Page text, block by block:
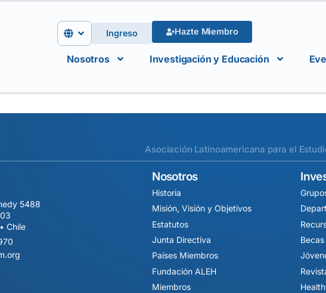
Ingreso Hazte Miembro
Nosotros Investigación y Educación
Asociación Latinoamericana para el
5488
Chile
Nosotros
Historia
Misión, Visión y Objetivos
Estatutos
Junta Directiva
Países Miembros
Fundación ALEH
Miembros
Becas